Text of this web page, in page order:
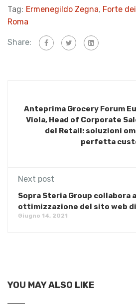
Tag: Ermenegildo Zegna, Forte
Roma
Share:
Anteprima Grocery Forum
Viola, Head of Corporate
del Retail: soluzioni
perfetta
Next post
Sopra Steria Group collabora
ottimizzazione del sito web
Giugno 14, 2021
YOU MAY ALSO LIKE